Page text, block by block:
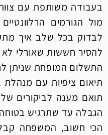
בעבודה משותפת עם צוות
מול הגורמים
לבדוק בכל שלב איך
להסיר חששות שאורלי
התשלום המופחת שניתן
תיאום ציפיות עם מנהלת
תואם מענה לביקורים
הגבלה עד שתרגיש
הכי חשוב, המשפחה